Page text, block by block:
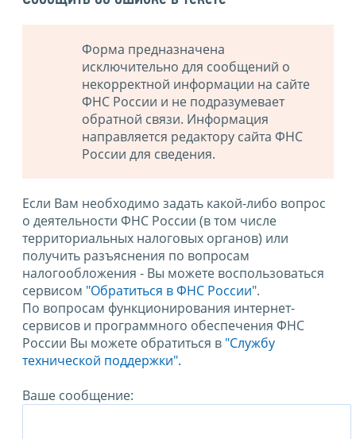
Форма предназначена
исключительно для сообщений о
некорректной информации на сайте
ФНС России и не подразумевает
обратной связи. Информация
направляется редактору сайта ФНС
России для сведения.
Если Вам необходимо задать какой-либо вопрос
о деятельности ФНС России (в том числе
территориальных налоговых органов) или
получить разъяснения по вопросам
налогообложения - Вы можете воспользоваться
сервисом "Обратиться в ФНС России".
По вопросам функционирования интернет-
сервисов и программного обеспечения ФНС
России Вы можете обратиться в "Службу
технической поддержки".
Ваше сообщение: